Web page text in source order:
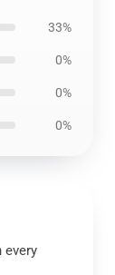
33%
0%
0%
0%
every